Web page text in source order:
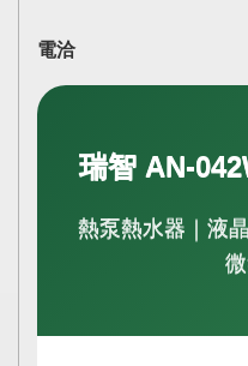
電洽
瑞智 AN-
熱泵熱水器｜液